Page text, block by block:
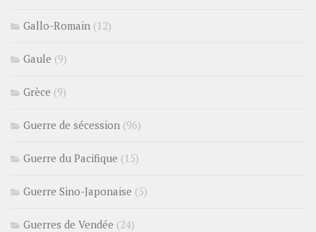
Gallo-Romain (12)
Gaule (9)
Grèce (9)
Guerre de sécession (96)
Guerre du Pacifique (15)
Guerre Sino-Japonaise (5)
Guerres de Vendée (24)